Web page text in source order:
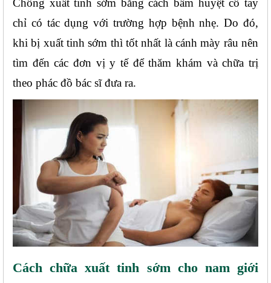
Chống xuất tinh sớm bằng cách bấm huyệt cổ tay
chỉ có tác dụng với trường hợp bệnh nhẹ. Do đó,
khi bị xuất tinh sớm thì tốt nhất là cánh mày râu nên
tìm đến các đơn vị y tế để thăm khám và chữa trị
theo phác đồ bác sĩ đưa ra.
Cách chữa xuất tinh sớm cho nam giới